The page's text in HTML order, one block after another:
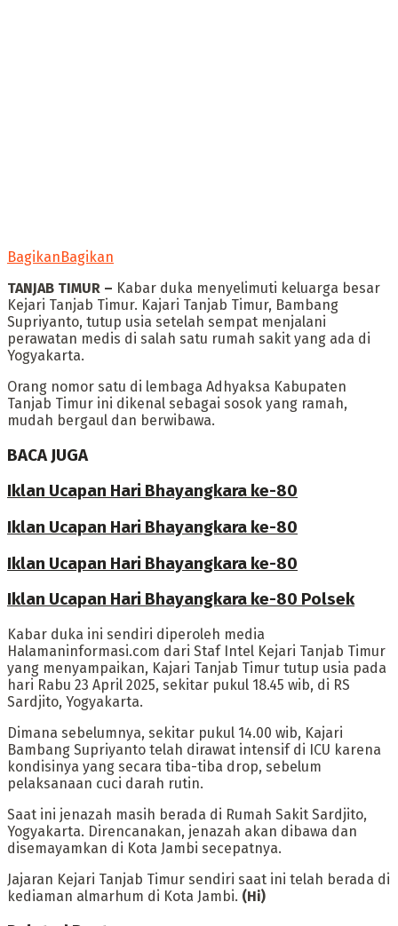
BagikanBagikan
TANJAB TIMUR – Kabar duka menyelimuti keluarga besar
Kejari Tanjab Timur. Kajari Tanjab Timur, Bambang
Supriyanto, tutup usia setelah sempat menjalani
perawatan medis di salah satu rumah sakit yang ada di
Yogyakarta.
Orang nomor satu di lembaga Adhyaksa Kabupaten
Tanjab Timur ini dikenal sebagai sosok yang ramah,
mudah bergaul dan berwibawa.
BACA JUGA
Iklan Ucapan Hari Bhayangkara ke-80
Iklan Ucapan Hari Bhayangkara ke-80
Iklan Ucapan Hari Bhayangkara ke-80
Iklan Ucapan Hari Bhayangkara ke-80 Polsek
Kabar duka ini sendiri diperoleh media
Halamaninformasi.com dari Staf Intel Kejari Tanjab Timur
yang menyampaikan, Kajari Tanjab Timur tutup usia pada
hari Rabu 23 April 2025, sekitar pukul 18.45 wib, di RS
Sardjito, Yogyakarta.
Dimana sebelumnya, sekitar pukul 14.00 wib, Kajari
Bambang Supriyanto telah dirawat intensif di ICU karena
kondisinya yang secara tiba-tiba drop, sebelum
pelaksanaan cuci darah rutin.
Saat ini jenazah masih berada di Rumah Sakit Sardjito,
Yogyakarta. Direncanakan, jenazah akan dibawa dan
disemayamkan di Kota Jambi secepatnya.
Jajaran Kejari Tanjab Timur sendiri saat ini telah berada di
kediaman almarhum di Kota Jambi. (Hi)